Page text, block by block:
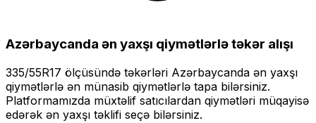
Azərbaycanda ən yaxşı qiymətlərlətəkər alışı
335/55R17 ölçüsündə təkərləri Azərbaycanda ən yaxşı
qiymətlərlə ən münasib qiymətlərlə tapa bilərsiniz.
Platformamızda müxtəlif satıcılardan qiymətləri müqayisə
edərək ən yaxşı təklifi seçə bilərsiniz.